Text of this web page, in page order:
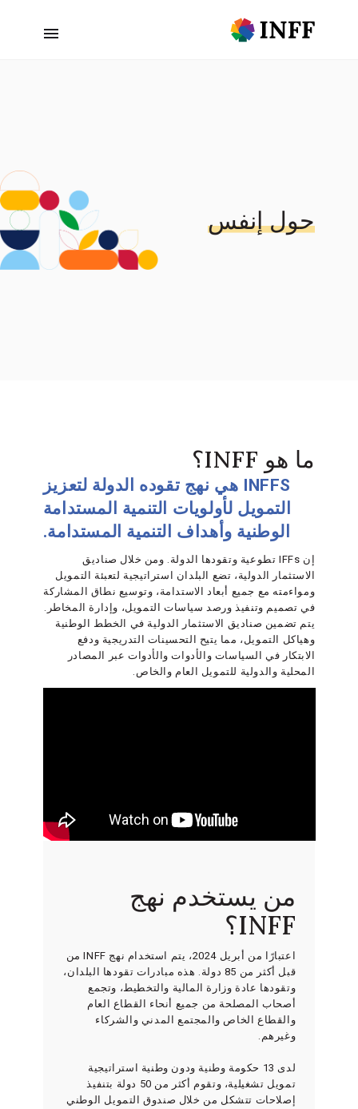
حول إنفس
ما هو INFF؟
INFFS هي نهج تقوده الدولة لتعزيز
التمويل لأولويات التنمية المستدامة
الوطنية وأهداف التنمية المستدامة.
إن IFFs تطوعية وتقودها الدولة. ومن خلال صناديق
الاستثمار الدولية، تضع البلدان استراتيجية لتعبئة التمويل
ومواءمته مع جميع أبعاد الاستدامة، وتوسيع نطاق المشاركة
في تصميم وتنفيذ ورصد سياسات التمويل، وإدارة المخاطر.
يتم تضمين صناديق الاستثمار الدولية في الخطط الوطنية
وهياكل التمويل، مما يتيح التحسينات التدريجية ودفع
الابتكار في السياسات والأدوات والأدوات عبر المصادر
المحلية والدولية للتمويل العام والخاص.
من يستخدم نهج
INFF؟
اعتبارًا من أبريل 2024، يتم استخدام نهج INFF من
قبل أكثر من 85 دولة. هذه مبادرات تقودها البلدان،
وتقودها عادة وزارة المالية والتخطيط، وتجمع
أصحاب المصلحة من جميع أنحاء القطاع العام
والقطاع الخاص والمجتمع المدني والشركاء
وغيرهم.
لدى 13 حكومة وطنية ودون وطنية استراتيجية
تمويل تشغيلية، وتقوم أكثر من 50 دولة بتنفيذ
إصلاحات تتشكل من خلال صندوق التمويل الوطني